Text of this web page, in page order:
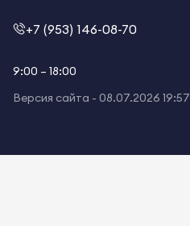
+7 (953) 146-08-70
9:00 – 18:00
Версия сайта - 08.07.2026 19:57